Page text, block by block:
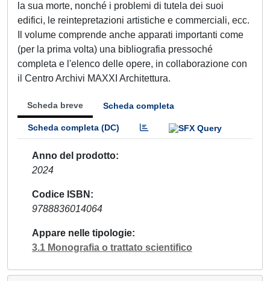
la sua morte, nonché i problemi di tutela dei suoi
edifici, le reintepretazioni artistiche e commerciali, ecc.
Il volume comprende anche apparati importanti come
(per la prima volta) una bibliografia pressoché
completa e l'elenco delle opere, in collaborazione con
il Centro Archivi MAXXI Architettura.
Scheda breve Scheda completa
Scheda completa (DC)
Anno del prodotto
2024
Codice ISBN
9788836014064
Appare nelle tipologie
3.1 Monografia o trattato scientifico